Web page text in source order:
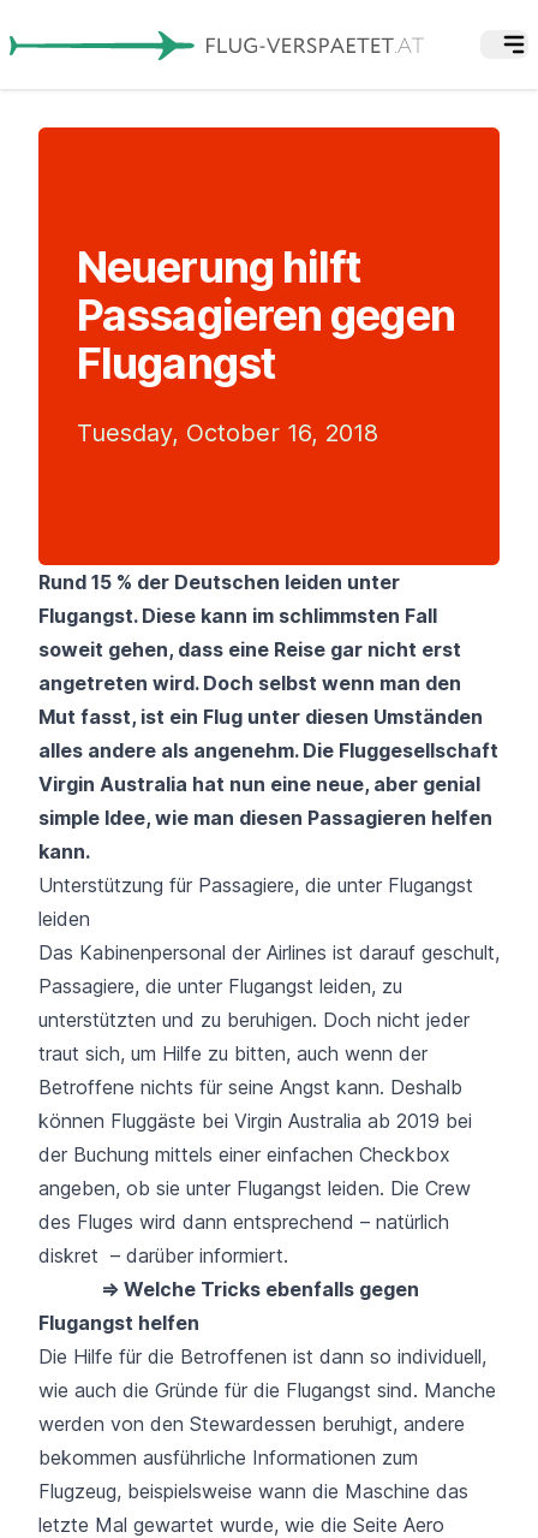
Neuerung hilft
Passagieren gegen
Flugangst
Tuesday, October 16, 2018
Rund 15 % der Deutschen leiden unter
Flugangst. Diese kann im schlimmsten Fall
soweit gehen, dass eine Reise gar nicht erst
angetreten wird. Doch selbst wenn man den
Mut fasst, ist ein Flug unter diesen Umständen
alles andere als angenehm. Die Fluggesellschaft
Virgin Australia hat nun eine neue, aber genial
simple Idee, wie man diesen Passagieren helfen
kann.
Unterstützung für Passagiere, die unter Flugangst
leiden
Das Kabinenpersonal der Airlines ist darauf geschult,
Passagiere, die unter Flugangst leiden, zu
unterstützten und zu beruhigen. Doch nicht jeder
traut sich, um Hilfe zu bitten, auch wenn der
Betroffene nichts für seine Angst kann. Deshalb
können Fluggäste bei Virgin Australia ab 2019 bei
der Buchung mittels einer einfachen Checkbox
angeben, ob sie unter Flugangst leiden. Die Crew
des Fluges wird dann entsprechend – natürlich
diskret – darüber informiert.
⇒ Welche Tricks ebenfalls gegen
Flugangst helfen
Die Hilfe für die Betroffenen ist dann so individuell,
wie auch die Gründe für die Flugangst sind. Manche
werden von den Stewardessen beruhigt, andere
bekommen ausführliche Informationen zum
Flugzeug, beispielsweise wann die Maschine das
letzte Mal gewartet wurde, wie die Seite Aero